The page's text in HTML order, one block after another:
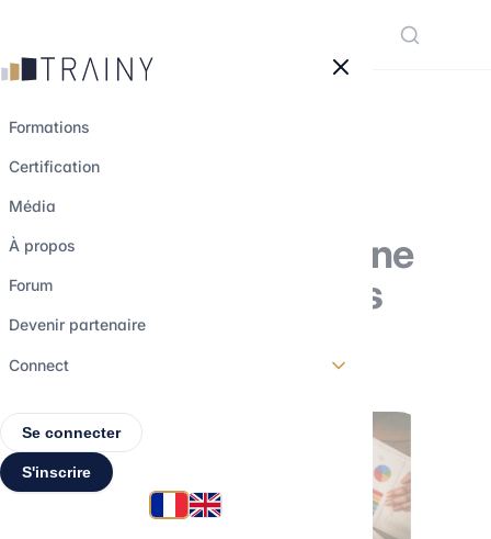
Formations
Certification
Média
À propos
Forum
Devenir partenaire
Connect
Se connecter
S'inscrire
intellectuelle est une
stratégie d’affaires
26 décembre 2025 4 min de lecture